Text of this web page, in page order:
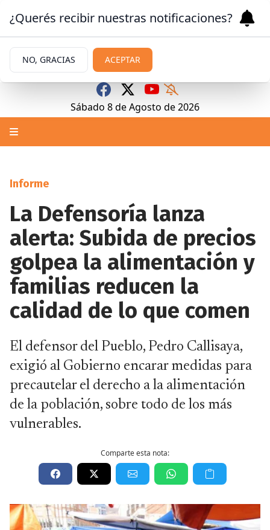
Sábado 8deAgosto de 2026
Informe
La Defensoría lanza
alerta: Subida de precios
golpea la alimentación y
familias reducen la
calidad de lo que comen
El defensor del Pueblo, Pedro Callisaya,
exigió al Gobierno encarar medidas para
precautelar el derecho a la alimentación
de la población, sobre todo de los más
vulnerables.
Comparte esta nota:
¿Querés recibir nuestras notificaciones?
NO, GRACIAS ACEPTAR